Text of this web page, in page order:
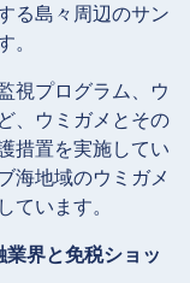
る島々周辺のサン
。
視プログラム、ウ
、ウミガメとその
措置を実施してい
海地域のウミガメ
ています。
界と免税ショッ